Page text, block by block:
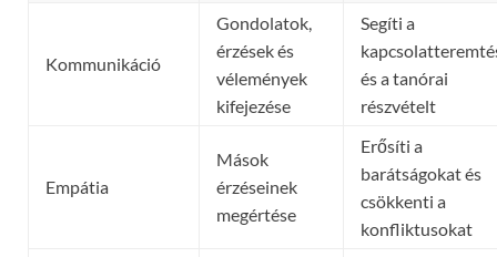
Kommunikáció
Gondolatok,
érzések és
vélemények
kifejezése
Segíti a
és a tanórai
részvételt
Empátia
Mások
érzéseinek
megértése
Erősíti a
barátságokat és
csökkenti a
konfliktusokat